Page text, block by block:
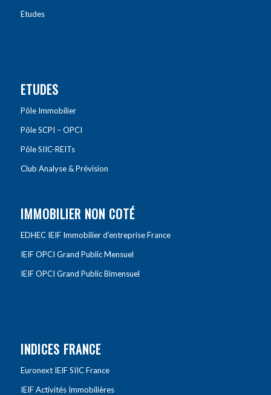
Etudes
ETUDES
Pôle Immobilier
Pôle SCPI – OPCI
Pôle SIIC-REITs
Club Analyse & Prévision
IMMOBILIER NON COTÉ
EDHEC IEIF Immobilier d’entreprise France
IEIF OPCI Grand Public Mensuel
IEIF OPCI Grand Public Bimensuel
INDICES FRANCE
Euronext IEIF SIIC France
IEIF Activités Immobilières